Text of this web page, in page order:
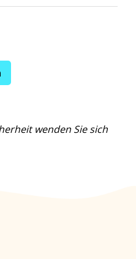
wenden Sie sich